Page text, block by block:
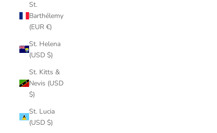
St.
Barthélemy
(EUR €)
St. Helena
(USD $)
St. Kitts &
Nevis (USD
$)
St. Lucia
(USD $)